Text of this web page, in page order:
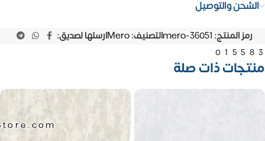
الشحن والتوصيل
رمز المنتج: mero-36051التصنيف:Meroارسلها لصديق:
منتجات ذات صلة